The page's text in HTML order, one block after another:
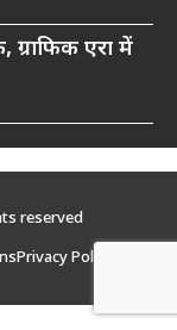
एरा में
reserved
Privacy Policy